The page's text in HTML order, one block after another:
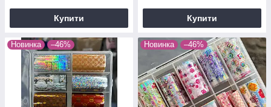
Купити Купити
Новинка –46% Новинка –46%